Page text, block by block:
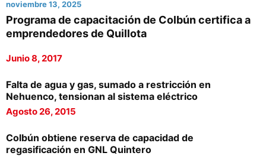
noviembre 13, 2025
Programa de capacitación de Colbún certifica a
emprendedores de Quillota
Junio 8, 2017
Falta de agua y gas, sumado a restricción en
Nehuenco, tensionan al sistema eléctrico
Agosto 26, 2015
Colbún obtiene reserva de capacidad de
regasificación en GNL Quintero